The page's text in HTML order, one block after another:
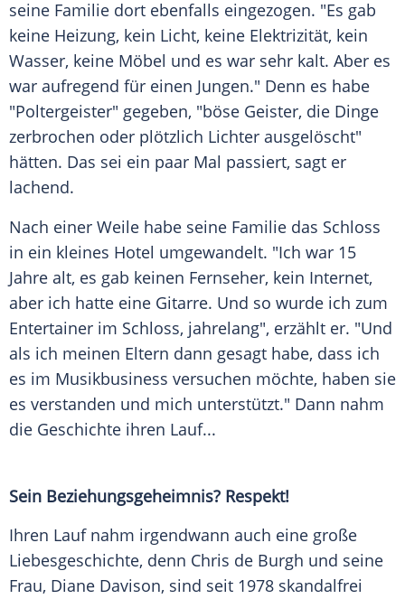
seine Familie dort ebenfalls eingezogen. "Es gab
keine Heizung, kein Licht, keine Elektrizität, kein
Wasser, keine Möbel und es war sehr kalt. Aber es
war aufregend für einen Jungen." Denn es habe
"Poltergeister" gegeben, "böse Geister, die Dinge
zerbrochen oder plötzlich Lichter ausgelöscht"
hätten. Das sei ein paar Mal passiert, sagt er
lachend.
Nach einer Weile habe seine Familie das Schloss
in ein kleines Hotel umgewandelt. "Ich war 15
Jahre alt, es gab keinen Fernseher, kein Internet,
aber ich hatte eine Gitarre. Und so wurde ich zum
Entertainer im Schloss, jahrelang", erzählt er. "Und
als ich meinen Eltern dann gesagt habe, dass ich
es im Musikbusiness versuchen möchte, haben sie
es verstanden und mich unterstützt." Dann nahm
die Geschichte ihren Lauf...
Sein Beziehungsgeheimnis? Respekt!
Ihren Lauf nahm irgendwann auch eine große
Liebesgeschichte, denn Chris de Burgh und seine
Frau, Diane Davison, sind seit 1978 skandalfrei